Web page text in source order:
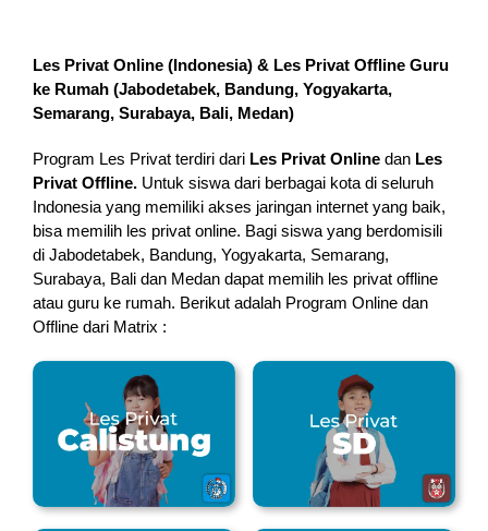
Les Privat Online (Indonesia) & Les Privat Offline Guru
ke Rumah (Jabodetabek, Bandung, Yogyakarta,
Semarang, Surabaya, Bali, Medan)
Program Les Privat terdiri dari Les Privat Online dan Les
Privat Offline. Untuk siswa dari berbagai kota di seluruh
Indonesia yang memiliki akses jaringan internet yang baik,
bisa memilih les privat online. Bagi siswa yang berdomisili
di Jabodetabek, Bandung, Yogyakarta, Semarang,
Surabaya, Bali dan Medan dapat memilih les privat offline
atau guru ke rumah. Berikut adalah Program Online dan
Offline dari Matrix :